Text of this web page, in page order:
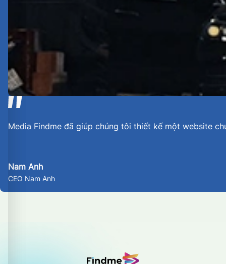
Media Findme đã giúp chúng tôi thiết kế một website
Nam Anh
CEO Nam Anh